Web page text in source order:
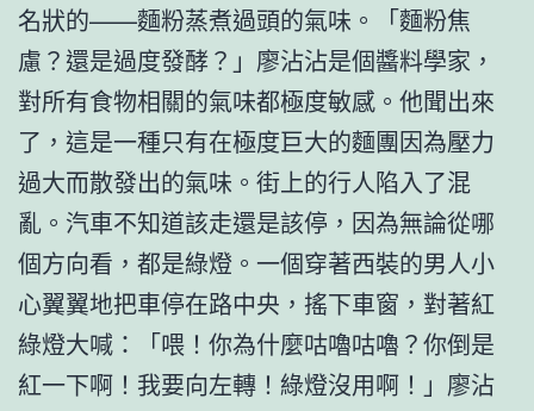
名狀的——麵粉蒸煮過頭的氣味。「麵粉焦
慮？還是過度發酵？」廖沾沾是個醬料學家，
對所有食物相關的氣味都極度敏感。他聞出來
了，這是一種只有在極度巨大的麵團因為壓力
過大而散發出的氣味。街上的行人陷入了混
亂。汽車不知道該走還是該停，因為無論從哪
個方向看，都是綠燈。一個穿著西裝的男人小
心翼翼地把車停在路中央，搖下車窗，對著紅
綠燈大喊：「喂！你為什麼咕嚕咕嚕？你倒是
紅一下啊！我要向左轉！綠燈沒用啊！」廖沾